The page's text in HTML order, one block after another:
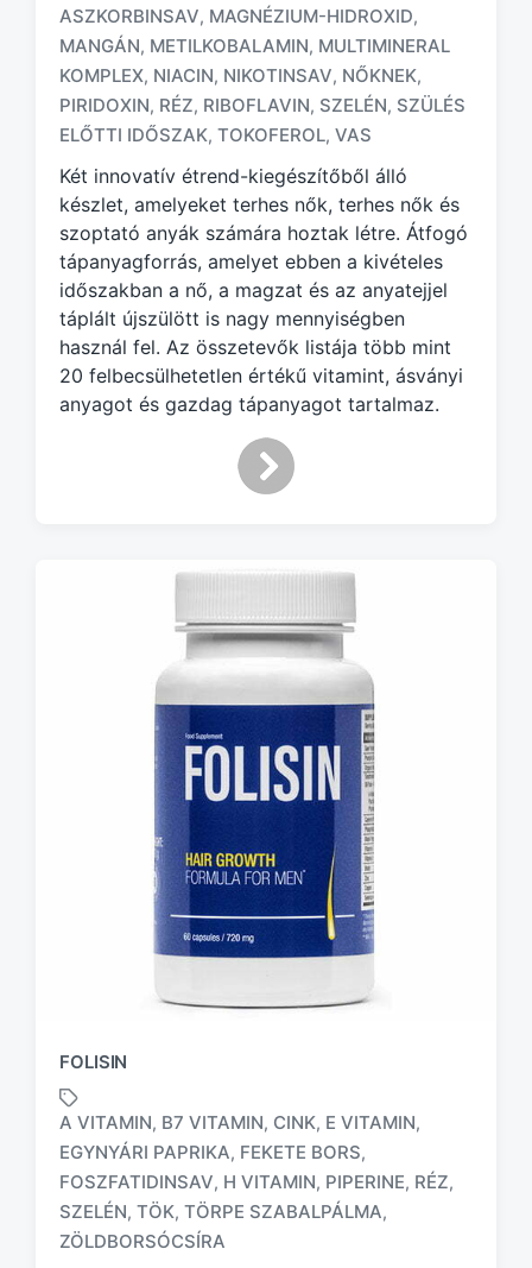
T
a
g
e
d
w
t
h
ASZKORBINSAV, MAGNÉZIUM-HIDROXID,
MANGÁN, METILKOBALAMIN, MULTIMINERAL
KOMPLEX, NIACIN, NIKOTINSAV, NŐKNEK,
PIRIDOXIN, RÉZ, RIBOFLAVIN, SZELÉN, SZÜLÉS
ELŐTTI IDŐSZAK, TOKOFEROL, VAS
Két innovatív étrend-kiegészítőből álló
készlet, amelyeket terhes nők, terhes nők és
szoptató anyák számára hoztak létre. Átfogó
tápanyagforrás, amelyet ebben a kivételes
időszakban a nő, a magzat és az anyatejjel
táplált újszülött is nagy mennyiségben
használ fel. Az összetevők listája több mint
20 felbecsülhetetlen értékű vitamint, ásványi
anyagot és gazdag tápanyagot tartalmaz.
FOLISIN
T
a
g
A VITAMIN, B7 VITAMIN, CINK, E VITAMIN,
EGYNYÁRI PAPRIKA, FEKETE BORS,
FOSZFATIDINSAV, H VITAMIN, PIPERINE, RÉZ,
SZELÉN, TÖK, TÖRPE SZABALPÁLMA,
ZÖLDBORSÓCSÍRA